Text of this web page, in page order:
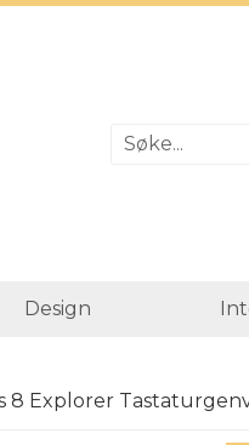
Design
8 Explorer